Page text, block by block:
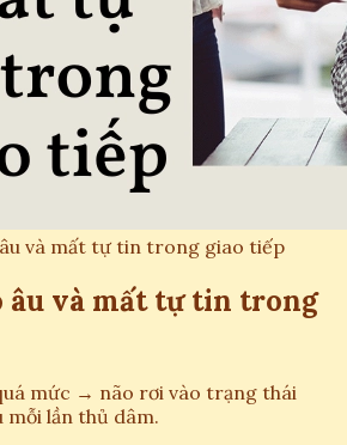
và mất tự tin trong giao tiếp
âu và mất tự tin trong
mức → não rơi vào trạng thái
mỗi lần thủ dâm.